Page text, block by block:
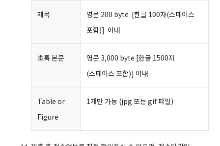
제목
영문 200 byte [한글 100자(스페이스
포함)] 이내
초록 본문
영문 3,000 byte [한글 1500자
(스페이스 포함)] 이내
Table or
Figure
1개만 가능 (jpg 또는 gif 파일)